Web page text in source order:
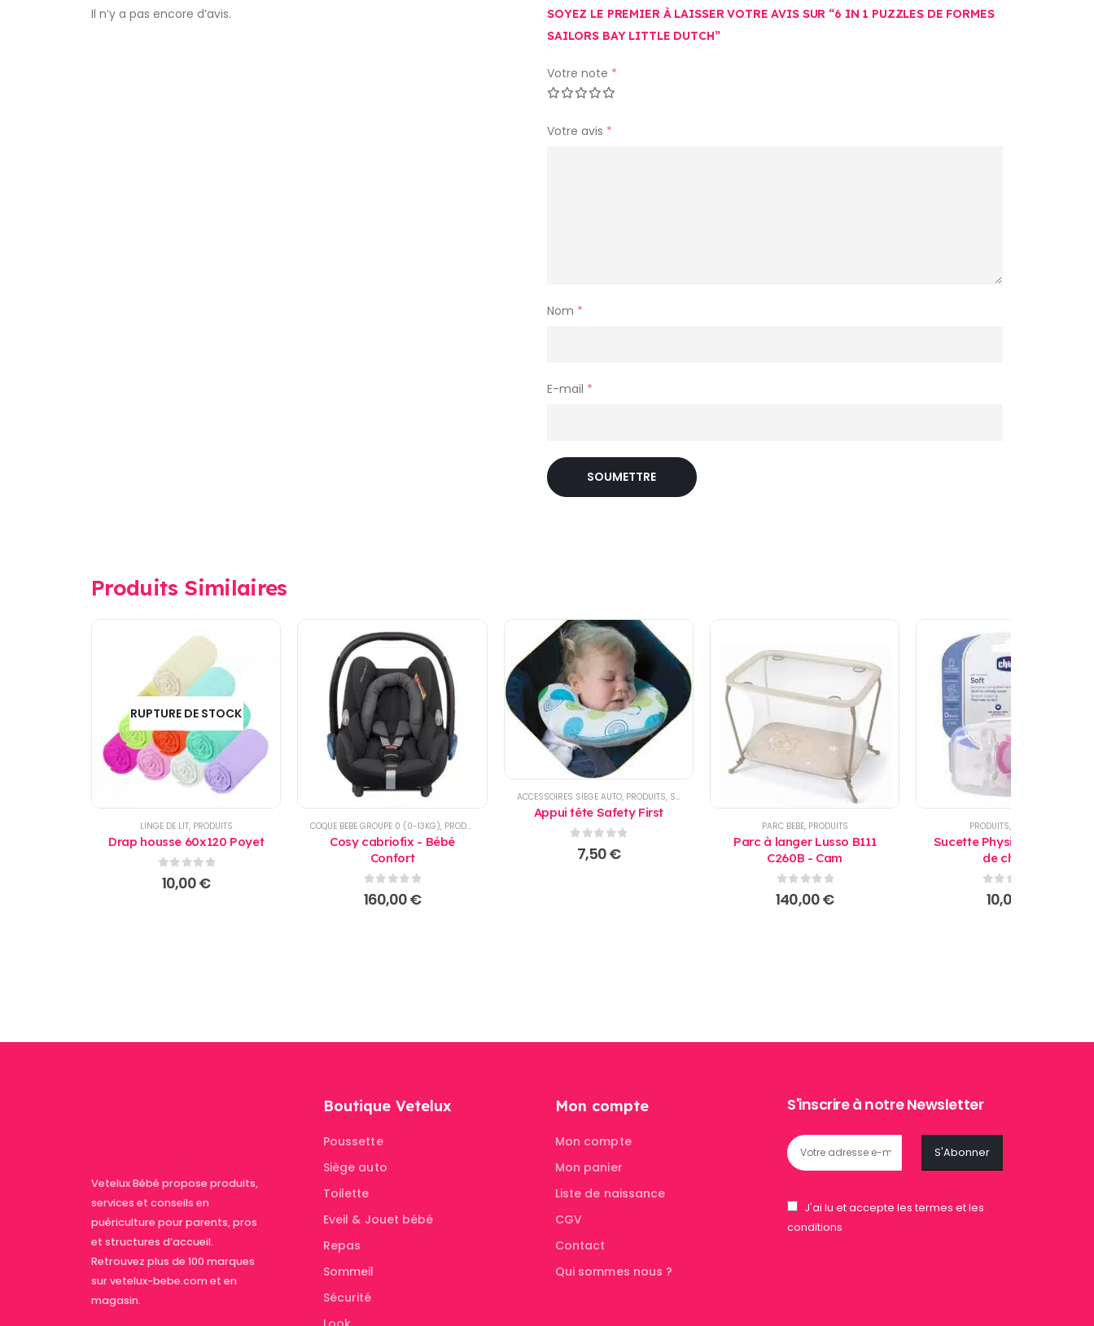
Il n’y a pas encore d’avis.
SOYEZ LE PREMIER À LAISSER VOTRE AVIS SUR “6 IN 1 PUZZLES DE FORMES
SAILORS BAY LITTLE DUTCH”
Votre note *
Votre avis *
Nom *
E-mail *
Produits Similaires
RUPTURE DE STOCK
LINGE DE LIT, PRODUITS
Drap housse 60x120 Poyet
0sur 5
10,00€
COQUE BEBE GROUPE 0 (0-13KG), PRODUITS
Cosy cabriofix - Bébé
Confort
0sur 5
160,00€
ACCESSOIRES SIEGE AUTO, PRODUITS, SIEGE AUTO
Appui tête Safety First
sur 5
7,50€
PARC BEBE, PRODUITS
Parc à langer Lusso B111
C260B - Cam
0 sur 5
140,00€
PRODUITS,
Sucette Physio Soft 6-12 M
de chicco
0sur 5
10,00
Vetelux Bébé propose produits,
services et conseils en
puériculture pour parents, pros
et structures d’accueil.
Retrouvez plus de 100 marques
sur vetelux-bebe.com et en
magasin.
Boutique Vetelux
Poussette
Siège auto
Toilette
Eveil & Jouet bébé
Repas
Sommeil
Sécurité
Mon compte
Mon compte
Mon panier
Liste de naissance
CGV
Contact
Qui sommes nous ?
S'inscrire à notre Newsletter
J'ai lu et accepte les termes et les
conditions